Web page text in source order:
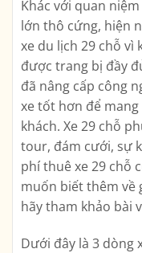
Khác với quan
lớn thô cứng, hiện
xe du lịch 29 chỗ vì
được trang bị đầy
đã nâng cấp công
xe tốt hơn để mang
khách. Xe 29 chỗ
tour, đám cưới, sự
phí thuê xe 29 chỗ
muốn biết thêm về
hãy tham khảo bài
Dưới đây là 3 dòng